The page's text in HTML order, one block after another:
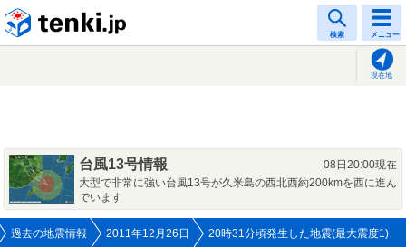
検索 メニュー
現在地
台風13号情報
08日20:00現在
大型で非常に強い台風13号が久米島の西北西約200kmを西に進ん
でいます
過去の地震情報 2011年12月26日 20時31分頃発生した地震(最大震度1)